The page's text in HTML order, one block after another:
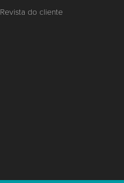
Revista do cliente